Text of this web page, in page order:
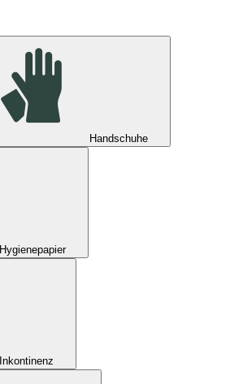
Handschuhe
Hygienepapier
Inkontinenz